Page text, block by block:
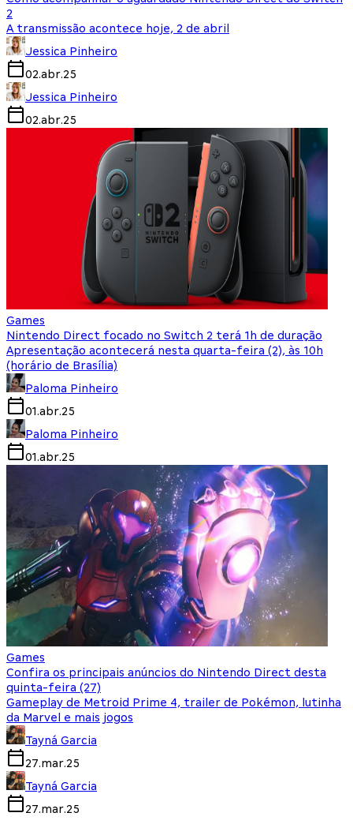
2
A transmissão acontece hoje, 2 de abril
Jessica Pinheiro
02.abr.25
Jessica Pinheiro
02.abr.25
Games
Nintendo Direct focado no Switch 2 terá 1h de duração
Apresentação acontecerá nesta quarta-feira (2), às 10h
(horário de Brasília)
Paloma Pinheiro
01.abr.25
Paloma Pinheiro
01.abr.25
Games
Confira os principais anúncios do Nintendo Direct desta
quinta-feira (27)
Gameplay de Metroid Prime 4, trailer de Pokémon, lutinha
da Marvel e mais jogos
Tayná Garcia
27.mar.25
Tayná Garcia
27.mar.25